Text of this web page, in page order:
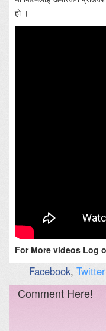
हो ।
For More videos Log
Facebook, Twitter
Comment Here!